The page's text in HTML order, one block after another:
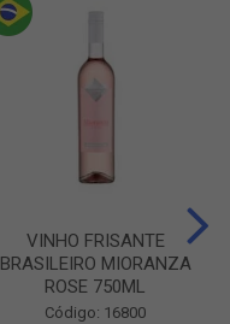
VINHO FRISANTE
BRASILEIRO MIORANZA
ROSE 750ML
Código: 16800